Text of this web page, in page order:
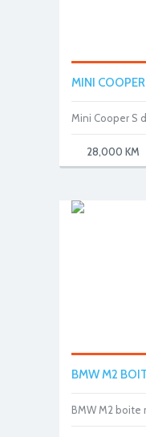
MINI
Mini Cooper S
28,000 KM
BMW M2
BMW M2 boite